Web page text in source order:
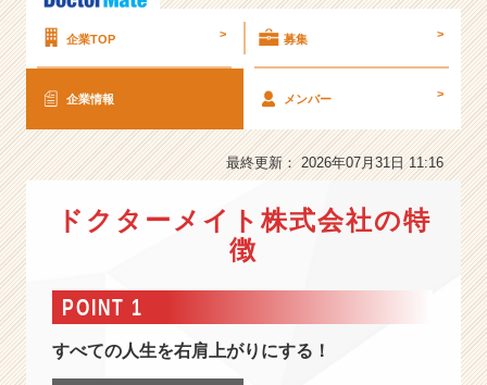
株
-
護
×
I
企業TOP > 募集 >
企業情報 メンバー >
最終更新： 2026年07月31日 11:16
ドクターメイト株式会社の特
徴
POINT 1
すべての人生を右肩上がりにする！